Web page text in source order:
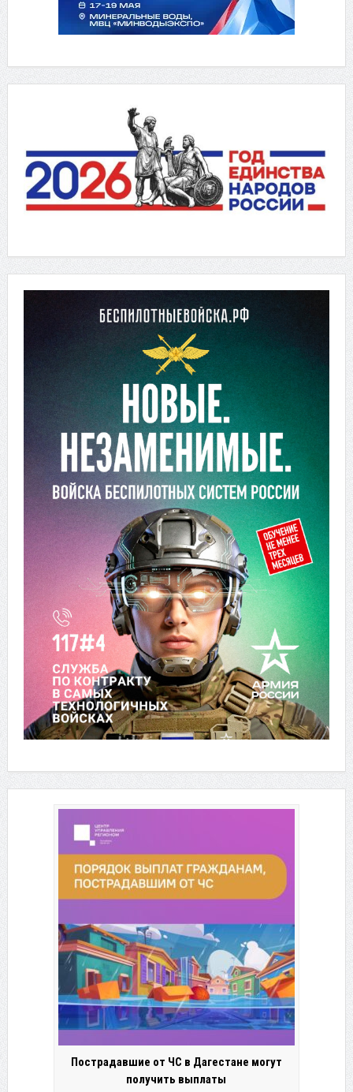
Пострадавшие от ЧС в Дагестане могут
получить выплаты